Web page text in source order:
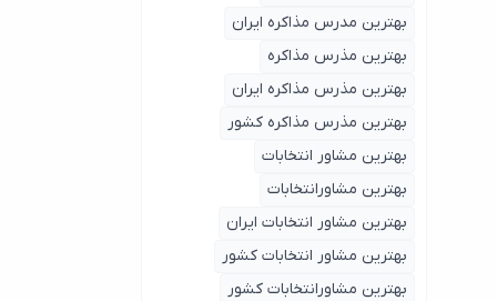
بهترین مدرس مذاکره ایران
بهترین مذرس مذاکره
بهترین مذرس مذاکره ایران
بهترین مذرس مذاکره کشور
بهترین مشاور انتخابات
بهترین مشاورانتخابات
بهترین مشاور انتخابات ایران
بهترین مشاور انتخابات کشور
بهترین مشاورانتخابات کشور